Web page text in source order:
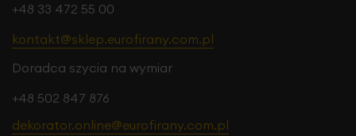
+48 33 472 55 00
kontakt@sklep.eurofirany.com.pl
Doradca szycia na wymiar
+48 502 847 876
dekorator.online@eurofirany.com.pl